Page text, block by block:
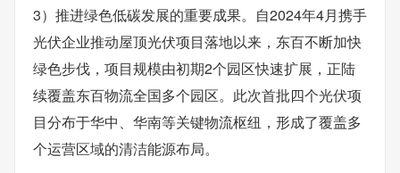
3）推进绿色低碳发展的重要成果。自2024年4月携手
光伏企业推动屋顶光伏项目落地以来，东百不断加快
绿色步伐，项目规模由初期2个园区快速扩展，正陆
续覆盖东百物流全国多个园区。此次首批四个光伏项
目分布于华中、华南等关键物流枢纽，形成了覆盖多
个运营区域的清洁能源布局。